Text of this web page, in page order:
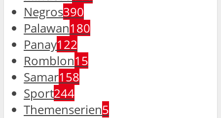
Negros390
Palawan180
Panay122
Romblon15
Samar158
Sport244
Themenserien5